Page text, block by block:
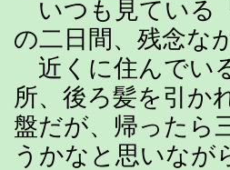
いつも見ている
の二日間、残念な
近くに住んでい
所、後ろ髪を引
盤だが、帰ったら
うかなと思いなが